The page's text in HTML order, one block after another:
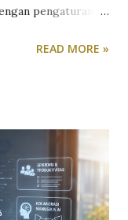
pengaturan
ini. Atur layar,
kecerahan
sesuai kondisi
AMOLED, aktifkan
hitam benar-
READ MORE »